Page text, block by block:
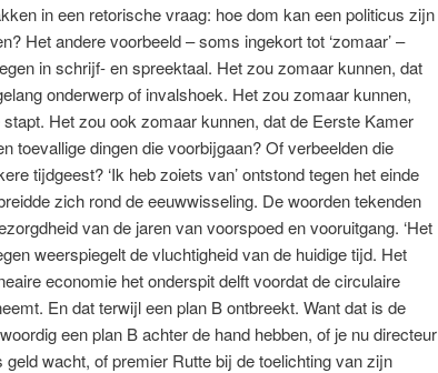
in een retorische vraag: hoe dom kan een politicus zijn
Het andere voorbeeld – soms ingekort tot ‘zomaar’ –
in schrijf- en spreektaal. Het zou zomaar kunnen, dat
onderwerp of invalshoek. Het zou zomaar kunnen,
Het zou ook zomaar kunnen, dat de Eerste Kamer
toevallige dingen die voorbijgaan? Of verbeelden die
tijdgeest? ‘Ik heb zoiets van’ ontstond tegen het einde
zich rond de eeuwwisseling. De woorden tekenden
van de jaren van voorspoed en vooruitgang. ‘Het
weerspiegelt de vluchtigheid van de huidige tijd. Het
economie het onderspit delft voordat de circulaire
En dat terwijl een plan B ontbreekt. Want dat is de
een plan B achter de hand hebben, of je nu directeur
wacht, of premier Rutte bij de toelichting van zijn